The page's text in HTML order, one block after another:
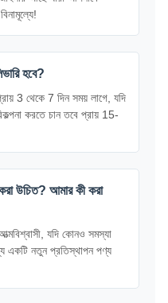
হবে?
3 থেকে 7 দিন সময় লাগে, যদি
করতে চান তবে প্রায় 15-
উচিত? আমার কী করা
যদি কোনও সমস্যা
একটি নতুন প্রতিস্থাপন পণ্য